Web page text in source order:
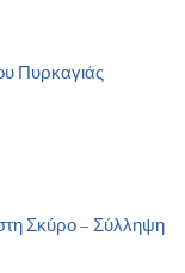
Πυρκαγιάς
Σκύρο – Σύλληψη